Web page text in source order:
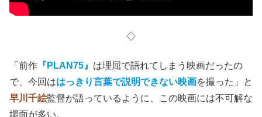
◇
「前作 『PLAN75』 は理屈で語れてしまう映画だったの
で、今回ははっきり言葉で説明できない映画を撮った」と
早川千絵監督が語っているように、この映画には不可解な
場面が多い。